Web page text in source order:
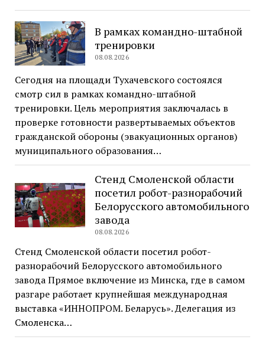
В рамках командно-штабной
тренировки
08.08.2026
Сегодня на площади Тухачевского состоялся
смотр сил в рамках командно-штабной
тренировки. Цель мероприятия заключалась в
проверке готовности развертываемых объектов
гражданской обороны (эвакуационных органов)
муниципального образования…
Стенд Смоленской области
посетил робот-разнорабочий
Белорусского автомобильного
завода
08.08.2026
Стенд Смоленской области посетил робот-
разнорабочий Белорусского автомобильного
завода Прямое включение из Минска, где в самом
разгаре работает крупнейшая международная
выставка «ИННОПРОМ. Беларусь». Делегация из
Смоленска…